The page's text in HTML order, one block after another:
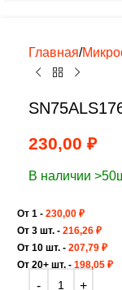
Главная
230,00 ₽
В наличии
От 1 - 230,00 ₽
От 3 шт. - 216,26 ₽
От 10 шт. - 207,79 ₽
От 20+ шт. - 198,05 ₽